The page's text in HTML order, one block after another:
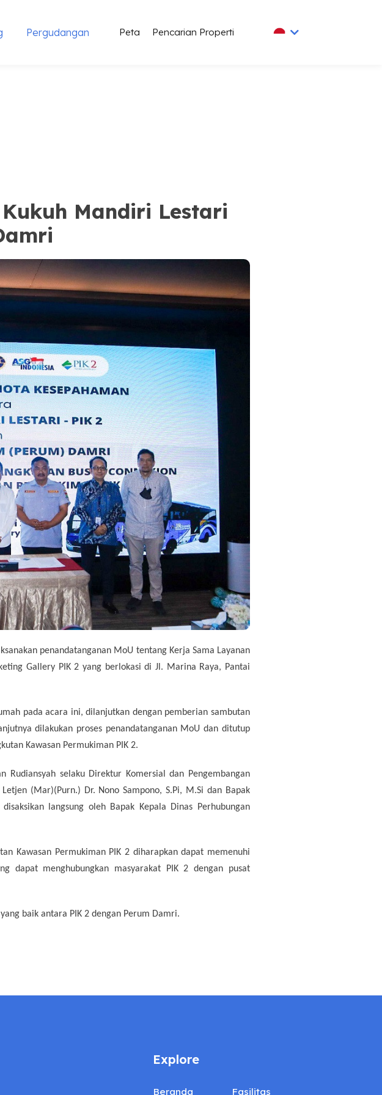
Pergudangan Peta Pencarian Properti
Mandiri Lestari
penandatanganan MoU tentang Kerja Sama Layanan
Gallery PIK 2 yang berlokasi di Jl. Marina Raya, Pantai
pada acara ini, dilanjutkan dengan pemberian sambutan
dilakukan proses penandatanganan MoU dan ditutup
Kawasan Permukiman PIK 2.
selaku Direktur Komersial dan Pengembangan
(Mar)(Purn.) Dr. Nono Sampono, S.Pi, M.Si dan Bapak
langsung oleh Bapak Kepala Dinas Perhubungan
Kawasan Permukiman PIK 2 diharapkan dapat memenuhi
dapat menghubungkan masyarakat PIK 2 dengan pusat
baik antara PIK 2 dengan Perum Damri.
Explore
Beranda Fasilitas